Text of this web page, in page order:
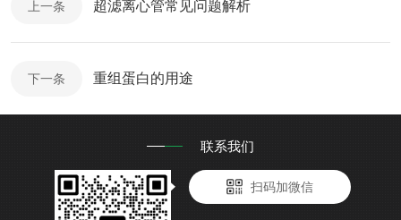
上一条 超滤离心管常见问题解析
下一条 重组蛋白的用途
联系我们
扫码加微信